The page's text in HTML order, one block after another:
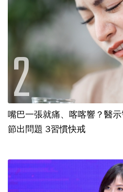
嘴巴一張就痛、喀喀響？醫
節出問題 3習慣快戒